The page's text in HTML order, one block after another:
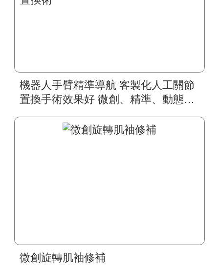
機器人手臂精準導航 客製化人工關節
置換手術效果好 微創、精準、動態、
微創旋轉肌袖修補